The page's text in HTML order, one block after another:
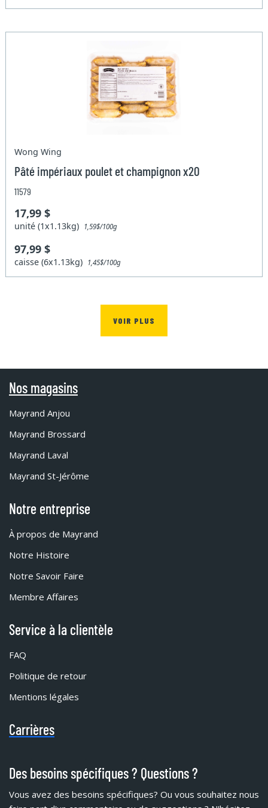
Wong Wing
Pâté impériaux poulet et champignon x20
11579
17,99 $
unité (1x1.13kg) 1,59$/100g
97,99 $
caisse (6x1.13kg) 1,45$/100g
VOIR PLUS
Nos magasins
Mayrand Anjou
Mayrand Brossard
Mayrand Laval
Mayrand St-Jérôme
Notre entreprise
À propos de Mayrand
Notre Histoire
Notre Savoir Faire
Membre Affaires
Service à la clientèle
FAQ
Politique de retour
Mentions légales
Carrières
Des besoins spécifiques ? Questions ?
Vous avez des besoins spécifiques? Ou vous souhaitez nous